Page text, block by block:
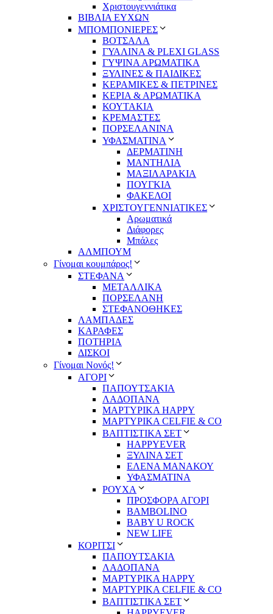
Χριστουγεννιάτικα
ΒΙΒΛΙΑ ΕΥΧΩΝ
ΜΠΟΜΠΟΝΙΕΡΕΣ
ΒΟΤΣΑΛΑ
ΓΥΑΛΙΝΑ & PLEXI GLASS
ΓΥΨΙΝΑ ΑΡΩΜΑΤΙΚΑ
ΞΥΛΙΝΕΣ & ΠΑΙΔΙΚΕΣ
ΚΕΡΑΜΙΚΕΣ & ΠΕΤΡΙΝΕΣ
ΚΕΡΙΑ & ΑΡΩΜΑΤΙΚΑ
ΚΟΥΤΑΚΙΑ
ΚΡΕΜΑΣΤΕΣ
ΠΟΡΣΕΛΑΝΙΝΑ
ΥΦΑΣΜΑΤΙΝA
ΔΕΡΜΑΤΙΝΗ
ΜΑΝΤΗΛΙΑ
ΜΑΞΙΛΑΡΑΚΙΑ
ΠΟΥΓΚΙΑ
ΦΑΚΕΛΟΙ
ΧΡΙΣΤΟΥΓΕΝΝΙΑΤΙΚΕΣ
Αρωματικά
Διάφορες
Μπάλες
ΑΛΜΠΟΥΜ
Γίνομαι κουμπάρος!
ΣΤΕΦΑΝΑ
ΜΕΤΑΛΛΙΚΑ
ΠΟΡΣΕΛΑΝΗ
ΣΤΕΦΑΝΟΘΗΚΕΣ
ΛΑΜΠΑΔΕΣ
ΚΑΡΑΦΕΣ
ΠΟΤΗΡΙΑ
ΔΙΣΚΟΙ
Γίνομαι Νονός!
ΑΓΟΡΙ
ΠΑΠΟΥΤΣΑΚΙΑ
ΛΑΔΟΠΑΝΑ
ΜΑΡΤΥΡΙΚΑ HAPPY
ΜΑΡΤΥΡΙΚΑ CELFIE & CO
ΒΑΠΤΙΣΤΙΚΑ ΣΕΤ
HAPPYEVER
ΞΥΛΙΝΑ ΣΕΤ
ΕΛΕΝΑ ΜΑΝΑΚΟΥ
ΥΦΑΣΜΑΤΙΝΑ
ΡΟΥΧΑ
ΠΡΟΣΦΟΡΑ ΑΓΟΡΙ
BAMBOLINO
BABY U ROCK
NEW LIFE
ΚΟΡΙΤΣΙ
ΠΑΠΟΥΤΣΑΚΙΑ
ΛΑΔΟΠΑΝΑ
ΜΑΡΤΥΡΙΚΑ HAPPY
ΜΑΡΤΥΡΙΚΑ CELFIE & CO
ΒΑΠΤΙΣΤΙΚΑ ΣΕΤ